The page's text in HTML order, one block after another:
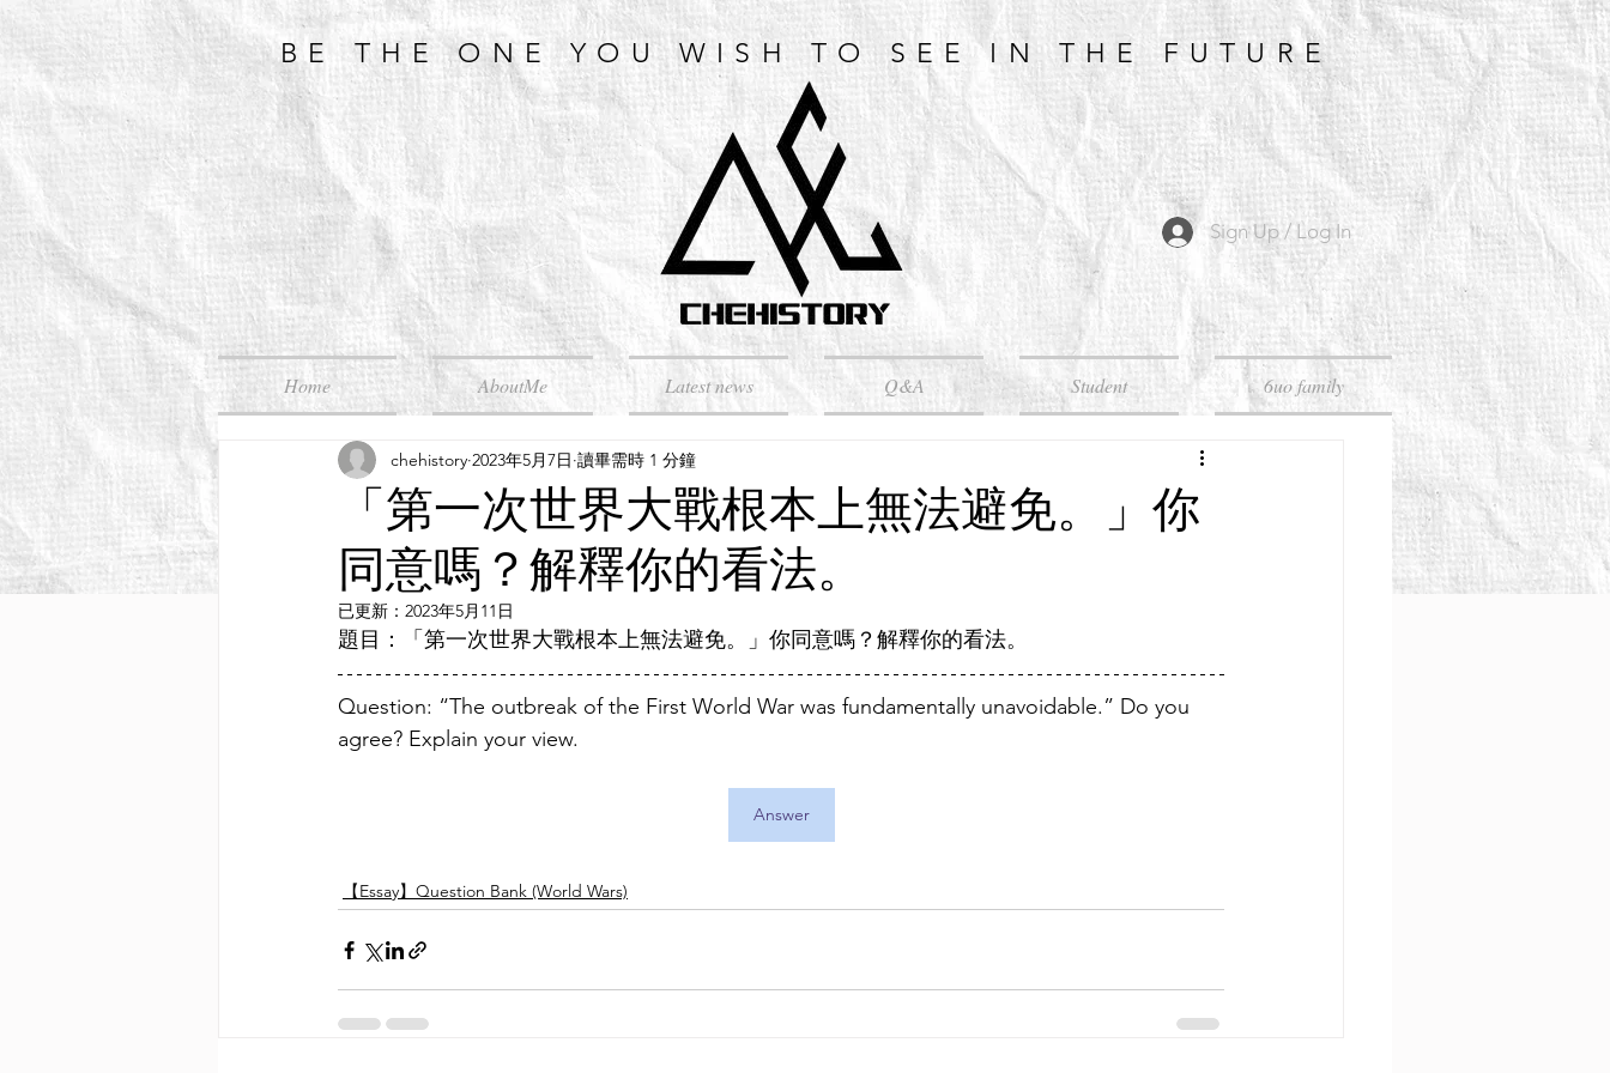
BE THE ONE YOU WISH TO SEE IN THE FUTURE
Sign Up / Log In
Home AboutMe Latest news Q&A Student 6uo family
「第一次世界大戰根本上無法避免。」你
同意嗎？解釋你的看法。
chehistory 2023年5月7日 讀畢需時 1 分鐘
已更新： 2023年5月11日
題目：「第一次世界大戰根本上無法避免。」你同意嗎？解釋你的看法。
Question: “The outbreak of the First World War was fundamentally unavoidable.” Do you
agree? Explain your view.
Answer
【Essay】Question Bank (World Wars)